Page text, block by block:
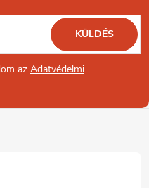
az Adatvédelmi
KÜLDÉS